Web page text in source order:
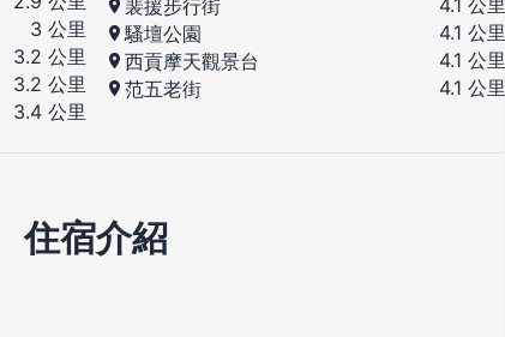
3 公里
3.2 公里
3.2 公里
3.4 公里
裴援步行街
4.1 公里
騷壇公園
4.1 公里
西貢摩天觀景台
4.1 公里
范五老街
4.1 公里
住宿介紹